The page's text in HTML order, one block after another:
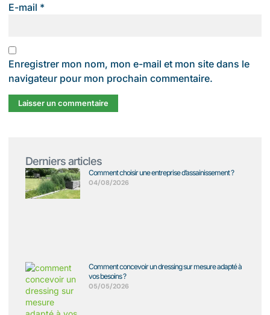
E-mail *
Enregistrer mon nom, mon e-mail et mon site dans le
navigateur pour mon prochain commentaire.
Derniers articles
Comment choisir une entreprise d’assainissement ?
04/08/2026
Comment concevoir un dressing sur mesure adapté à
vos besoins ?
05/05/2026